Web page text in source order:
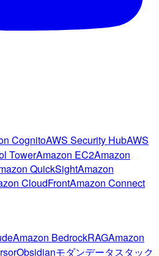
CognitoAWS Security HubAWS
TowerAmazon EC2Amazon
QuickSightAmazon
CloudFrontAmazon Connect
Amazon BedrockRAGAmazon
Obsidianモダンデータスタック